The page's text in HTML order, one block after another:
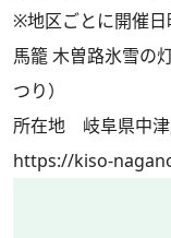
※地区ごとに開催日
馬籠 木曽路氷雪の
つり）
所在地 岐阜県中津
https://kiso-